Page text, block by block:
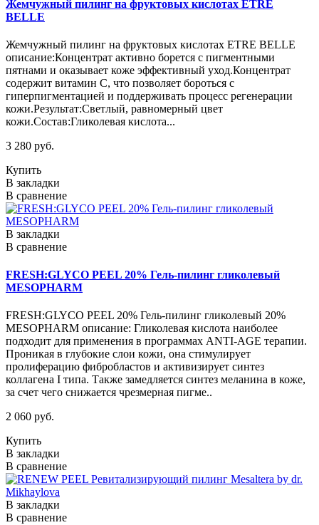
Жемчужный пилинг на фруктовых кислотах ETRE
BELLE
Жемчужный пилинг на фруктовых кислотах ETRE BELLE
описание:Концентрат активно борется с пигментными
пятнами и оказывает коже эффективный уход.Концентрат
содержит витамин С, что позволяет бороться с
гиперпигментацией и поддерживать процесс регенерации
кожи.Результат:Светлый, равномерный цвет
кожи.Состав:Гликолевая кислота...
3 280 руб.
Купить
В закладки
В сравнение
В закладки
В сравнение
FRESH:GLYCO PEEL 20% Гель-пилинг гликолевый
MESOPHARM
FRESH:GLYCO PEEL 20% Гель-пилинг гликолевый 20%
MESOPHARM описание: Гликолевая кислота наиболее
подходит для применения в программах ANTI-AGE терапии.
Проникая в глубокие слои кожи, она стимулирует
пролиферацию фибробластов и активизирует синтез
коллагена I типа. Также замедляется синтез меланина в коже,
за счет чего снижается чрезмерная пигме..
2 060 руб.
Купить
В закладки
В сравнение
В закладки
В сравнение